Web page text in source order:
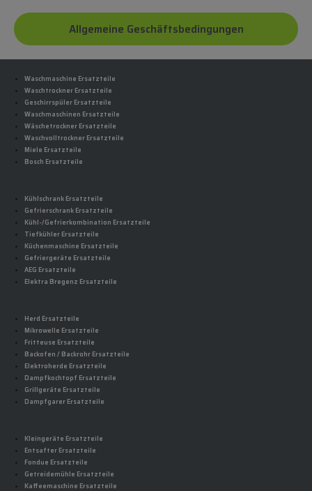
Allgemeine Geschäftsbedingungen
Waschmaschine Ersatzteile
Waschtrockner Ersatzteile
Geschirrspüler Ersatzteile
Waschmaschinen Ersatzteile
Wäschetrockner Ersatzteile
Waschvolltrockner Ersatzteile
Miele Ersatzteile
Bosch Ersatzteile
Kühlschrank Ersatzteile
Gefrierschrank Ersatzteile
Kühl-/Gefrierkombination Ersatzteile
Tiefkühler Ersatzteile
Küchenmaschine Ersatzteile
Gefriergeräte Ersatzteile
AEG Ersatzteile
Elektra Bregenz Ersatzteile
Herd Ersatzteile
Mikrowelle Ersatzteile
Fritteuse Ersatzteile
Backofen / Backrohr Ersatzteile
Elektroherde Ersatzteile
Dampfkochtopf Ersatzteile
Grillgeräte Ersatzteile
Dampfgarer Ersatzteile
Kleingeräte Ersatzteile
Entsafter Ersatzteile
Fondue Ersatzteile
Getreidemühle Ersatzteile
Kaffeemaschine Ersatzteile